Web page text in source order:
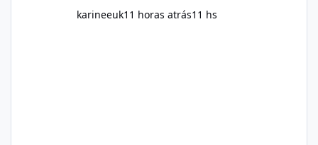
karineeuk11 horas atrás11 hs